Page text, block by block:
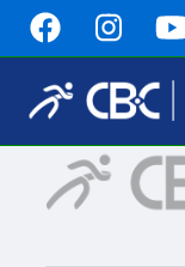
conteúdo
Principal